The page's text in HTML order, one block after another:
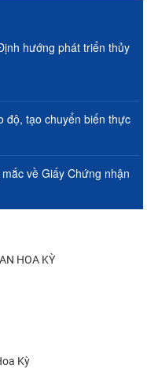
hướng phát triển thủy
độ, tạo chuyển biến thực
về Giấy Chứng nhận
HOA KỲ
Kỳ